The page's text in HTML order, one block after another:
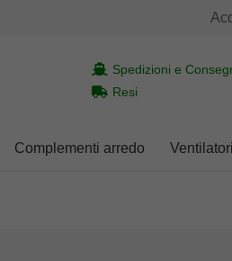
Spedizioni e
Resi
Complementi arredo Ventilatori